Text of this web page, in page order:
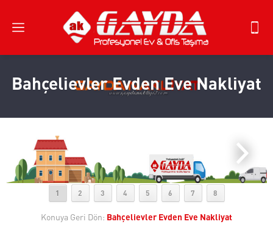
Bahçelievler Evden Eve Nakliyat
1 2 3 4 5 6 7 8
Konuya Geri Dön: Bahçelievler Evden Eve Nakliyat